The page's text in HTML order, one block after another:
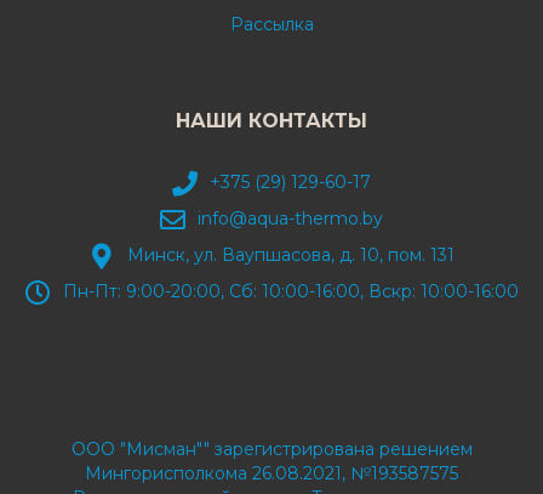
Рассылка
НАШИ КОНТАКТЫ
+375 (29) 129-60-17
info@aqua-thermo.by
Минск, ул. Ваупшасова, д. 10, пом. 131
Пн-Пт: 9:00-20:00, Сб: 10:00-16:00, Вскр: 10:00-16:00
ООО "Мисман"" зарегистрирована решением
Мингорисполкома 26.08.2021, №193587575